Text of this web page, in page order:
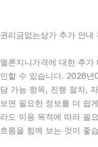
권리금없는상가 추가 안
멜론지니가격에 대한 추가
인할 수 있습니다. 2026
담 가능 항목, 진행 절차,
보면 필요한 정보를 더 쉽
라도 이용 목적에 따라 필
흐름을 함께 보는 것이 좋